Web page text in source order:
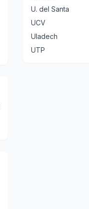
U. del Santa
UCV
Uladech
UTP